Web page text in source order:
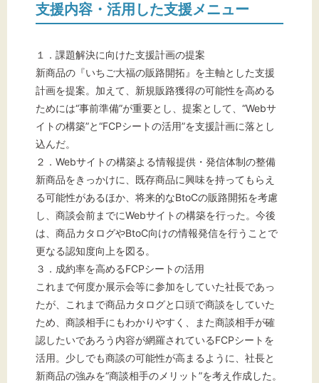
支援内容・活用した支援メニュー
１．課題解決に向けた支援計画の提案
新商品の『いちご大福の販路開拓』を主軸とした支援
計画を提案。加えて、新規販路獲得の可能性を高める
ためには“事前準備”が重要とし、提案として、“Webサ
イトの構築”と“FCPシートの活用”を支援計画に落とし
込んだ。
２．Webサイトの構築よる情報提供・発信体制の整備
新商品をきっかけに、既存商品に興味を持ってもらえ
る可能性があるほか、将来的なBtoCの販路開拓を考慮
し、商談会前までにWebサイトの構築を行った。今後
は、商品カタログやBtoC向けの情報発信を行うことで
更なる認知度向上を図る。
３．成約率を高めるFCPシートの活用
これまで何度か展示会等に参加をしていた社長であっ
たが、これまで商品カタログと口頭で商談をしていた
ため、商談相手にもわかりやすく、また商談相手が確
認したいであろう内容が網羅されているFCPシートを
活用。少しでも商談の可能性が高まるように、社長と
新商品の強みを“商談相手のメリット”を考え作成した。